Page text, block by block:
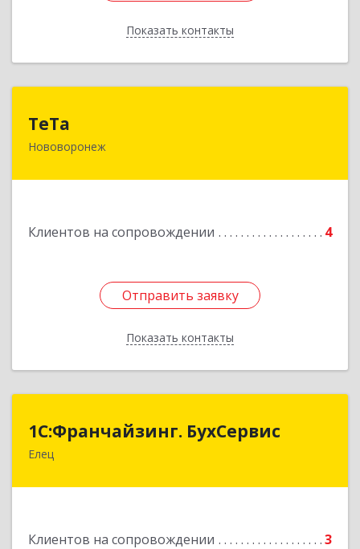
Показать контакты
Назад
ТеТа
Нововоронеж
Клиентов на сопровождении 4
Отправить заявку
Показать контакты
396 073, Нововоронеж г, а/я, дом № 30
Отправить заявку
Назад
1С:Франчайзинг. БухСервис
Елец
Клиентов на сопровождении 3
1С:Франчайзинг. БухСервис